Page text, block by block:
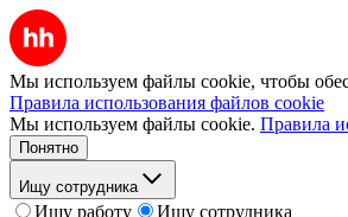
Мы используем файлы cookie, чтобы
Правила использования файлов cookie
Мы используем файлы cookie. Правила
Понятно
Ищу сотрудника
Ищу работу
Ищу сотрудника